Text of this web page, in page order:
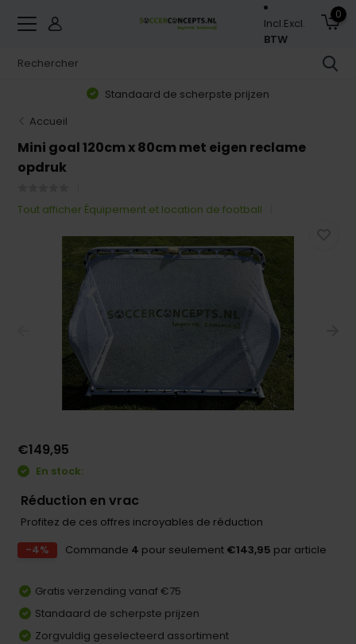
Incl.Excl.
BTW
0
Standaard de scherpste prijzen
Accueil
Mini goal 120cm x 80cm met eigen reclame
opdruk
Tout afficher Équipement et location de football
€149,95
En stock:
Réduction en vrac
Profitez de ces offres incroyables de réduction
-4%
Commande 4 pour seulement €143,95 par article
Gratis verzending vanaf €75
Standaard de scherpste prijzen
Zorgvuldig geselecteerd assortiment